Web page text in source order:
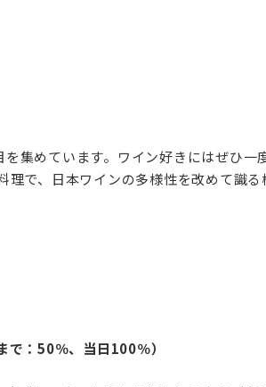
集めています。ワイン好きにはぜひ一
で、日本ワインの多様性を改めて識
：50％、当日100％）